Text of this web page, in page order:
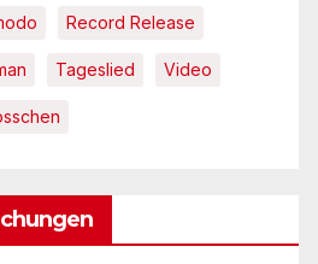
Record Release
Tageslied Video